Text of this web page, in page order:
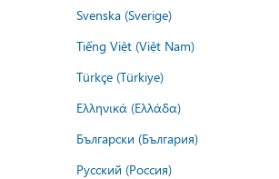
Svenska (Sverige)
Tiếng Việt (Việt Nam)
Türkçe (Türkiye)
Ελληνικά (Ελλάδα)
Български (България)
Русский (Россия)